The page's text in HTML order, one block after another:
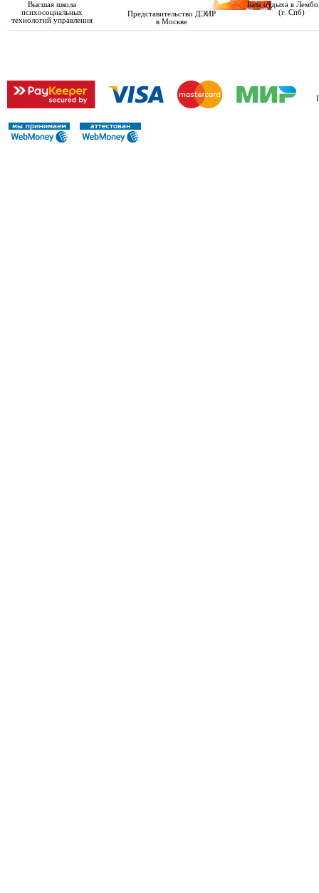
Высшая школа
психосоциальных
технологий управления
Представительство ДЭИР
в Москве
База отдыха в
(г. Спб)